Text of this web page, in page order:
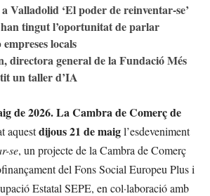
Valladolid ‘El poder de reinventar-se’
han tingut l’oportunitat de parlar
locals
directora general de la Fundació Més
un taller d’IA
de 2026.La Cambra de Comerç de
aquestdijous 21 de maigl’esdeveniment
se, un projecte de la Cambra de Comerç
del Fons Social Europeu Plus i
Estatal SEPE, en col·laboració amb